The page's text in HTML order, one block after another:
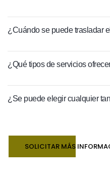
¿Cuándo se puede trasladar
¿Qué tipos de servicios
¿Se puede elegir cualquier
SOLICITAR MÁS